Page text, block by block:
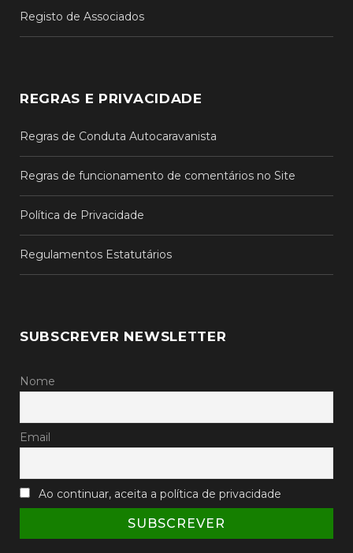
Registo de Associados
REGRAS E PRIVACIDADE
Regras de Conduta Autocaravanista
Regras de funcionamento de comentários no Site
Política de Privacidade
Regulamentos Estatutários
SUBSCREVER NEWSLETTER
Nome
Email
Ao continuar, aceita a política de privacidade